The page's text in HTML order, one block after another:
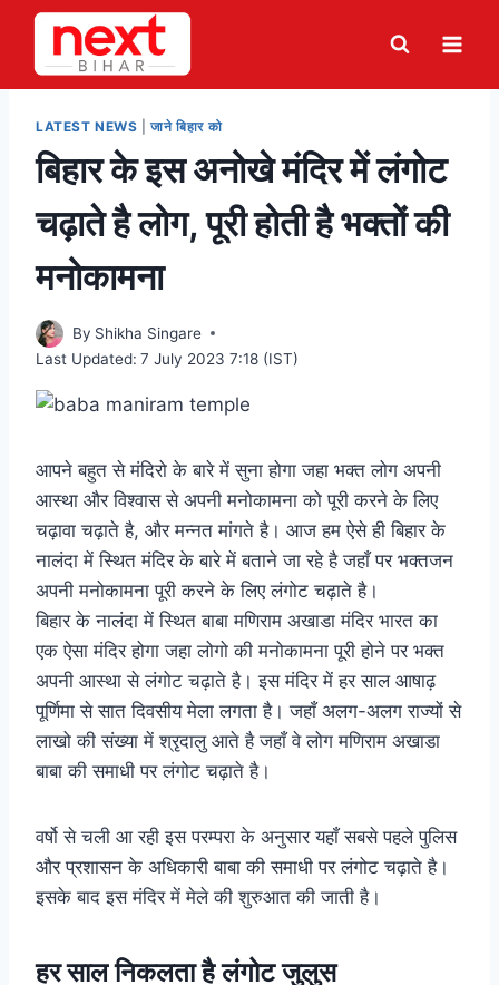
Skip
content
LATEST NEWS |जाने बिहार को
बिहार के इस अनोखे मंदिर में लंगोट
चढ़ाते है लोग, पूरी होती है भक्तों की
मनोकामना
By Shikha Singare
Last Updated: 7 July 2023 7:18 (IST)
आपने बहुत से मंदिरो के बारे में सुना होगा जहा भक्त लोग अपनी
आस्था और विश्वास से अपनी मनोकामना को पूरी करने के लिए
चढ़ावा चढ़ाते है, और मन्नत मांगते है। आज हम ऐसे ही बिहार के
नालंदा में स्थित मंदिर के बारे में बताने जा रहे है जहाँ पर भक्तजन
अपनी मनोकामना पूरी करने के लिए लंगोट चढ़ाते है।
बिहार के नालंदा में स्थित बाबा मणिराम अखाडा मंदिर भारत का
एक ऐसामंदिरहोगा जहालोगो की मनोकामना पूरी होने पर भक्त
अपनी आस्था से लंगोट चढ़ाते है। इस मंदिर में हर साल आषाढ़
पूर्णिमा से सात दिवसीय मेला लगता है। जहाँ अलग-अलग राज्यों से
लाखो की संख्या में श्रृदालु आते है जहाँ वे लोग मणिराम अखाडा
बाबा की समाधी पर लंगोट चढ़ाते है।
वर्षो से चली आ रही इस परम्परा के अनुसार यहाँ सबसे पहले पुलिस
और प्रशासन के अधिकारी बाबा की समाधी पर लंगोट चढ़ाते है।
इसके बाद इस मंदिर में मेले की शुरुआत की जाती है।
हर साल निकलता है लंगोट जुलुस